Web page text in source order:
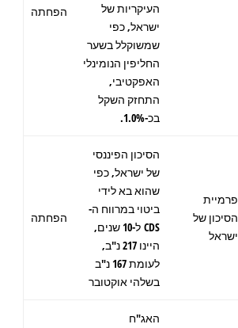
העיקריות של
ישראל, כפי
שמשוקלל בשער
החליפין הנומינלי
האפקטיבי,
התחזק השקל
בכ-1.0%.
הפחתה
פרמיית
הסיכון של
ישראל
הסיכון הפיננסי
של ישראל, כפי
שהוא בא לידי
ביטוי במרווח ה-
CDS ל-10 שנים,
היינו 217 נ"ב,
לעומת 167 נ"ב
בשלהי אוקטובר
הפחתה
האג"ח